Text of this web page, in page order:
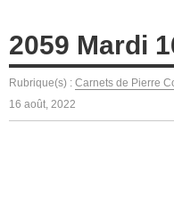
2059 Mardi
Rubrique(s) : Carnets de Pierre
16 août, 2022